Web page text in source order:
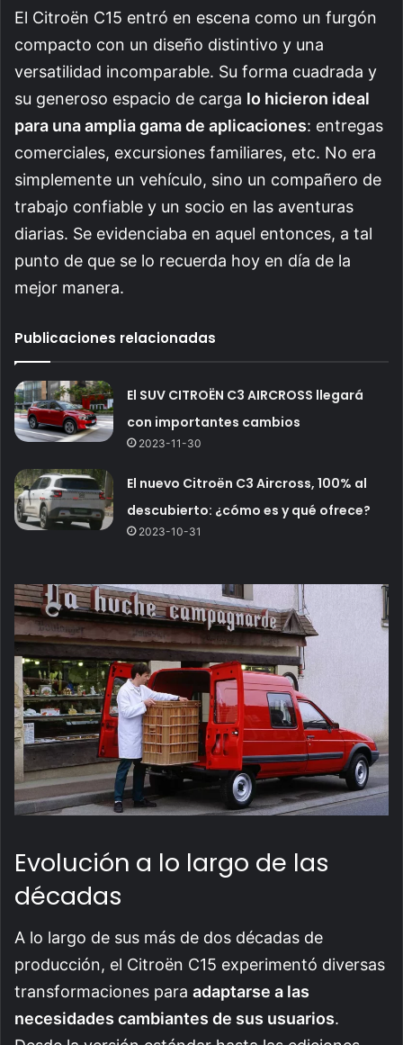
El Citroën C15 entró en escena como un furgón
compacto con un diseño distintivo y una
versatilidad incomparable. Su forma cuadrada y
su generoso espacio de carga lo hicieron ideal
para una amplia gama de aplicaciones: entregas
comerciales, excursiones familiares, etc. No era
simplemente un vehículo, sino un compañero de
trabajo confiable y un socio en las aventuras
diarias. Se evidenciaba en aquel entonces, a tal
punto de que se lo recuerda hoy en día de la
mejor manera.
Publicaciones relacionadas
El SUV CITROËN C3 AIRCROSS llegará
con importantes cambios
2023-11-30
El nuevo Citroën C3 Aircross, 100% al
descubierto: ¿cómo es y qué ofrece?
2023-10-31
Evolución a lo largo de las
décadas
A lo largo de sus más de dos décadas de
producción, el Citroën C15 experimentó diversas
transformaciones para adaptarse a las
necesidades cambiantes de sus usuarios.